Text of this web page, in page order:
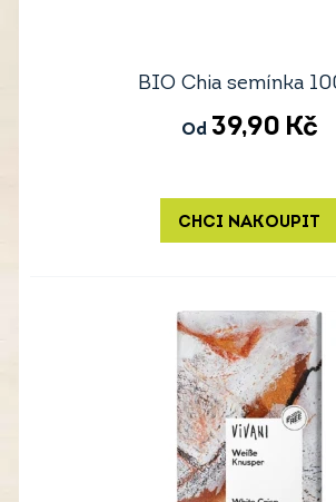
BIO Chia semínka
Od 39,90 Kč
CHCI NAKOUPIT